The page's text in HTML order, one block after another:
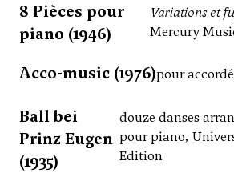
8 Pièces pour
piano (1946)
Variations et
Mercury
Acco-music (1976)pour
Ball bei
Prinz Eugen
(1935)
douze danses
pour piano,
Edition